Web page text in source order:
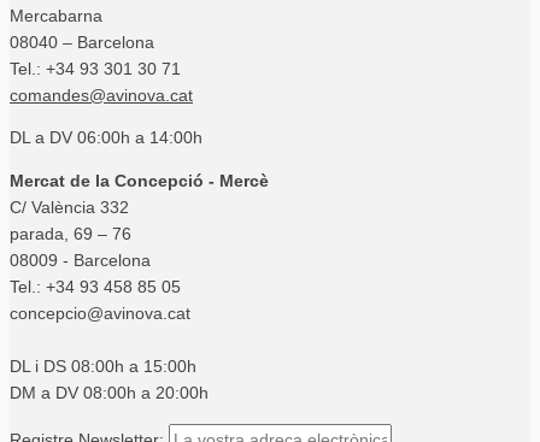
Mercabarna
08040 – Barcelona
Tel.: +34 93 301 30 71
comandes@avinova.cat
DL a DV 06:00h a 14:00h
Mercat de la Concepció - Mercè
C/ València 332
parada, 69 – 76
08009 - Barcelona
Tel.: +34 93 458 85 05
concepcio@avinova.cat
DL i DS 08:00h a 15:00h
DM a DV 08:00h a 20:00h